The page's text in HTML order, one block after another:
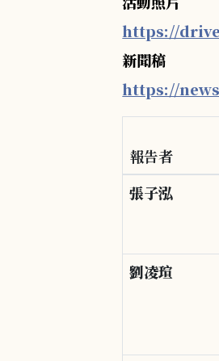
https://
新聞稿
https://
報告者
張子泓
劉凌瑄